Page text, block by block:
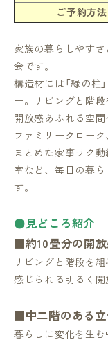
ご予約方法
家族の暮らしやす
会です。
構造材には「緑の柱
ー。リビングと階段
開放感あふれる空
ファミリークロー
まとめた家事ラク
室など、毎日の暮
す。
●見どころ紹介
■約10畳分の開
リビングと階段を
感じられる明るく開
■中二階のある立
暮らしに変化を生